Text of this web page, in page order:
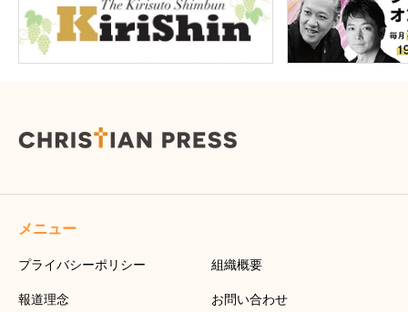
メニュー
プライバシーポリシー 組織概要
報道理念 お問い合わせ